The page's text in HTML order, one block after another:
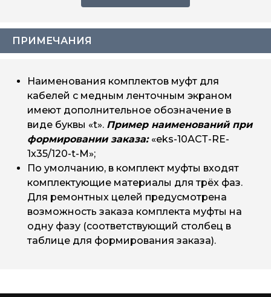
3/1х150/240-
с внешней
герметизацией
трубкой
35-120
RE-
с внешней
герметизацией
трубкой
холодной
150-240
eks-10АСС-
RE-
M
eks-10АСС-
RE-
1х150/240-M
ПРИМЕЧАНИЯ
Наименования комплектов муфт для
кабелей с медным ленточным экраном
имеют дополнительное обозначение в
виде буквы «t». Пример наименований при
формировании заказа: «eks-10АСТ-RE-
1x35/120-t-M»;
По умолчанию, в комплект муфты входят
комплектующие материалы для трёх фаз.
Для ремонтных целей предусмотрена
возможность заказа комплекта муфты на
одну фазу (соответствующий столбец в
таблице для формирования заказа).